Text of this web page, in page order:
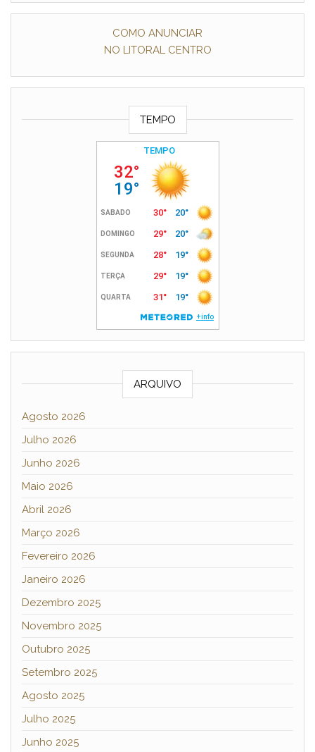
COMO ANUNCIAR
NO LITORAL CENTRO
TEMPO
ARQUIVO
Agosto 2026
Julho 2026
Junho 2026
Maio 2026
Abril 2026
Março 2026
Fevereiro 2026
Janeiro 2026
Dezembro 2025
Novembro 2025
Outubro 2025
Setembro 2025
Agosto 2025
Julho 2025
Junho 2025